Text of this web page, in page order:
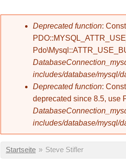
Fehlermeldung
Deprecated function:
includes/database/mysql/
Deprecated function:
deprecated since 8.5, use
includes/database/mysql/
Sie sind hier
Startseite » Steve Stifler